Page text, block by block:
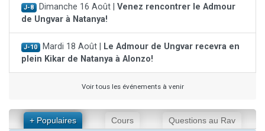
J-8 Dimanche 16 Août | Venez rencontrer le Admour
de Ungvar à Natanya!
J-10 Mardi 18 Août |
Le Admour de Ungvar recevra en
plein Kikar de Natanya à Alonzo!
Voir tous les événements à venir
+ Populaires Cours Questions au Rav